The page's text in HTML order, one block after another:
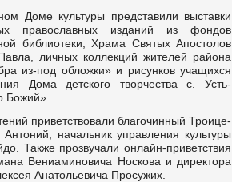
Доме культуры представили выставки
православных изданий из фондов
библиотеки, Храма Святых Апостолов
личных коллекций жителей района
из-под обложки» и рисунков учащихся
Дома детского творчества с. Усть-
Божий».
приветствовали благочинный Троице-
начальник управления культуры
Также прозвучали онлайн-приветствия
Вениаминовича Носкова и директора
Анатольевича Просужих.